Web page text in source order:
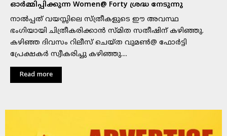
ഓര്‍മ്മിപ്പിക്കുന്ന Women@ Forty ശ്രദ്ധ നേടുന്നു
നാൽപ്പത് വയസ്സിലെ സ്ത്രീകളുടെ ഈ അവസ്ഥ
ഭംഗിയായി ചിത്രീകരിക്കാൻ സ്മിത സതീഷിന് കഴിഞ്ഞു.
കഴിഞ്ഞ ദിവസം റിലീസ് ചെയ്ത വുമൺ@ ഫോർട്ടി
പ്രേക്ഷകർ സ്വീകരിച്ചു കഴിഞ്ഞു....
Read more